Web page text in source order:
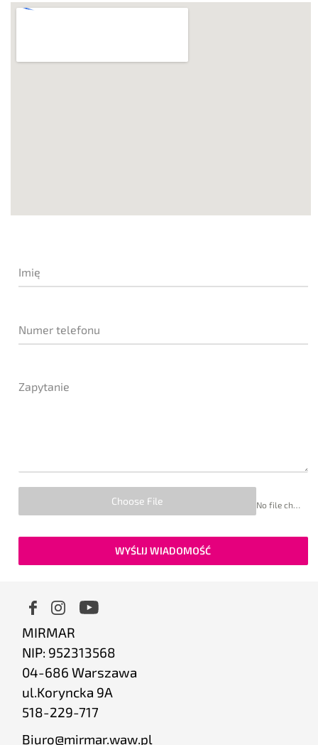
Imię
Numer telefonu
Zapytanie
Choose File No file chosen
WYŚLIJ WIADOMOŚĆ
MIRMAR
NIP: 952313568
04-686 Warszawa
ul.Koryncka 9A
518-229-717
Biuro@mirmar.waw.pl